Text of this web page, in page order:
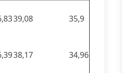
39,08 35,9
38,17 34,96